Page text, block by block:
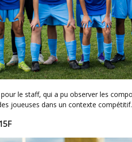
joueuses dans un contexte compétitif.